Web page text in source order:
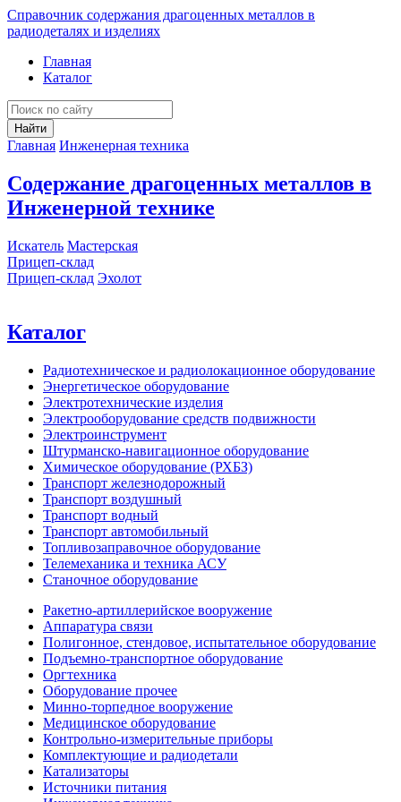
Справочник содержания драгоценных металлов в
радиодеталях и изделиях
Главная
Каталог
Найти
Главная Инженерная техника
Содержание драгоценных металлов в
Инженерной технике
Искатель Мастерская
Прицеп-склад
Прицеп-склад Эхолот
Каталог
Радиотехническое и радиолокационное оборудование
Энергетическое оборудование
Электротехнические изделия
Электрооборудование средств подвижности
Электроинструмент
Штурманско-навигационное оборудование
Химическое оборудование (РХБЗ)
Транспорт железнодорожный
Транспорт воздушный
Транспорт водный
Транспорт автомобильный
Топливозаправочное оборудование
Телемеханика и техника АСУ
Станочное оборудование
Ракетно-артиллерийское вооружение
Аппаратура связи
Полигонное, стендовое, испытательное оборудование
Подъемно-транспортное оборудование
Оргтехника
Оборудование прочее
Минно-торпедное вооружение
Медицинское оборудование
Контрольно-измерительные приборы
Комплектующие и радиодетали
Катализаторы
Источники питания